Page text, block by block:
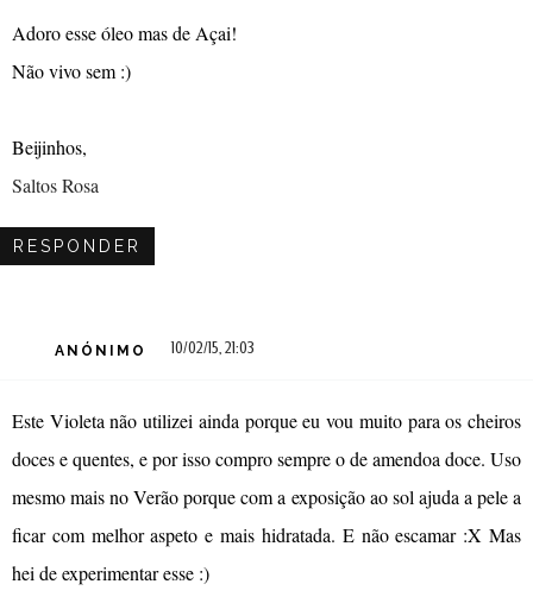
Adoro esse óleo mas de Açai!
Não vivo sem :)
Beijinhos,
Saltos Rosa
RESPONDER
ANÓNIMO 10/02/15, 21:03
Este Violeta não utilizei ainda porque eu vou muito para os cheiros
doces e quentes, e por isso compro sempre o de amendoa doce. Uso
mesmo mais no Verão porque com a exposição ao sol ajuda a pele a
ficar com melhor aspeto e mais hidratada. E não escamar :X Mas
hei de experimentar esse :)